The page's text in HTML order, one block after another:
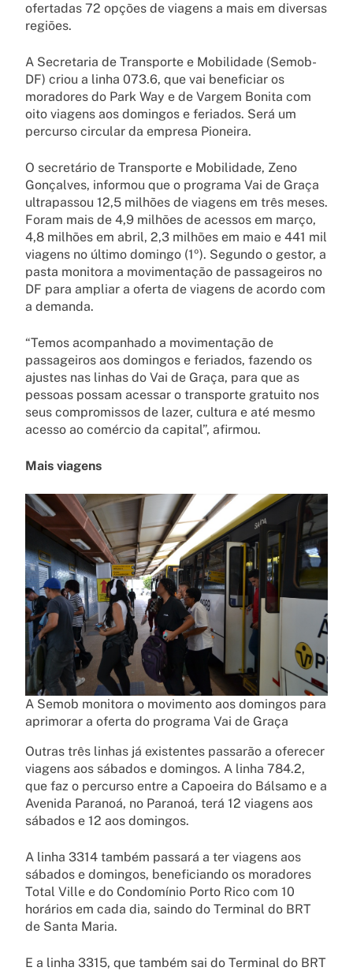
ofertadas 72 opções de viagens a mais em diversas
regiões.
A Secretaria de Transporte e Mobilidade (Semob-
DF) criou a linha 073.6, que vai beneficiar os
moradores do Park Way e de Vargem Bonita com
oito viagens aos domingos e feriados. Será um
percurso circular da empresa Pioneira.
O secretário de Transporte e Mobilidade, Zeno
Gonçalves, informou que o programa Vai de Graça
ultrapassou 12,5 milhões de viagens em três meses.
Foram mais de 4,9 milhões de acessos em março,
4,8 milhões em abril, 2,3 milhões em maio e 441 mil
viagens no último domingo (1º). Segundo o gestor, a
pasta monitora a movimentação de passageiros no
DF para ampliar a oferta de viagens de acordo com
a demanda.
“Temos acompanhado a movimentação de
passageiros aos domingos e feriados, fazendo os
ajustes nas linhas do Vai de Graça, para que as
pessoas possam acessar o transporte gratuito nos
seus compromissos de lazer, cultura e até mesmo
acesso ao comércio da capital”, afirmou.
Mais viagens
A Semob monitora o movimento aos domingos para
aprimorar a oferta do programa Vai de Graça
Outras três linhas já existentes passarão a oferecer
viagens aos sábados e domingos. A linha 784.2,
que faz o percurso entre a Capoeira do Bálsamo e a
Avenida Paranoá, no Paranoá, terá 12 viagens aos
sábados e 12 aos domingos.
A linha 3314 também passará a ter viagens aos
sábados e domingos, beneficiando os moradores
Total Ville e do Condomínio Porto Rico com 10
horários em cada dia, saindo do Terminal do BRT
de Santa Maria.
E a linha 3315, que também sai do Terminal do BRT